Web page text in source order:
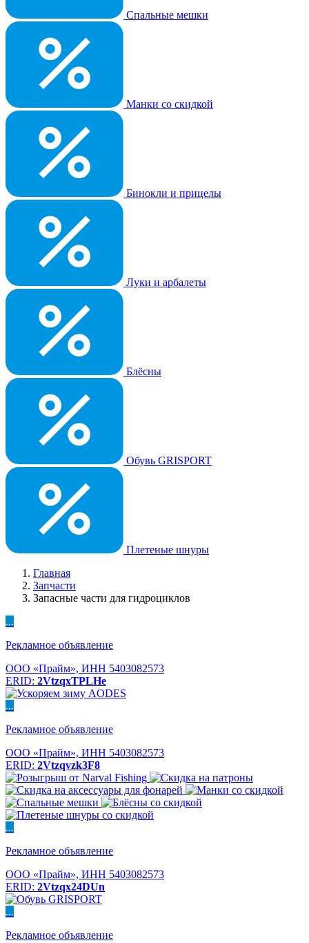
Спальные мешки
Манки со скидкой
Бинокли и прицелы
Луки и арбалеты
Блёсны
Обувь GRISPORT
Плетеные шнуры
Главная
Запчасти
Запасные части для гидроциклов
...
Рекламное объявление
ООО «Прайм», ИНН 5403082573
ERID: 2VtzqxTPLHe
...
Рекламное объявление
ООО «Прайм», ИНН 5403082573
ERID: 2Vtzqvzk3F8
...
Рекламное объявление
ООО «Прайм», ИНН 5403082573
ERID: 2Vtzqx24DUn
...
Рекламное объявление